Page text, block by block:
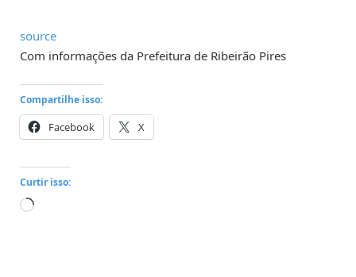
source
Com informações da Prefeitura de Ribeirão Pires
Compartilhe isso:
Facebook X
Curtir isso:
Carregando...